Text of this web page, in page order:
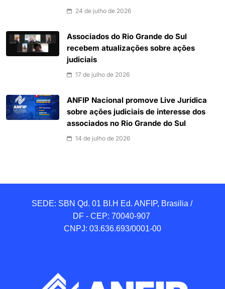
24 de julho de 2026
Associados do Rio Grande do Sul
recebem atualizações sobre ações
judiciais
17 de julho de 2026
ANFIP Nacional promove Live Jurídica
sobre ações judiciais de interesse dos
associados no Rio Grande do Sul
14 de julho de 2026
SEDE: SBN Qd. 01 BI.H Ed. ANFIP, Brasilia /
DF - CEP: 70040-907
CNPJ: 03.636.693/0001-00